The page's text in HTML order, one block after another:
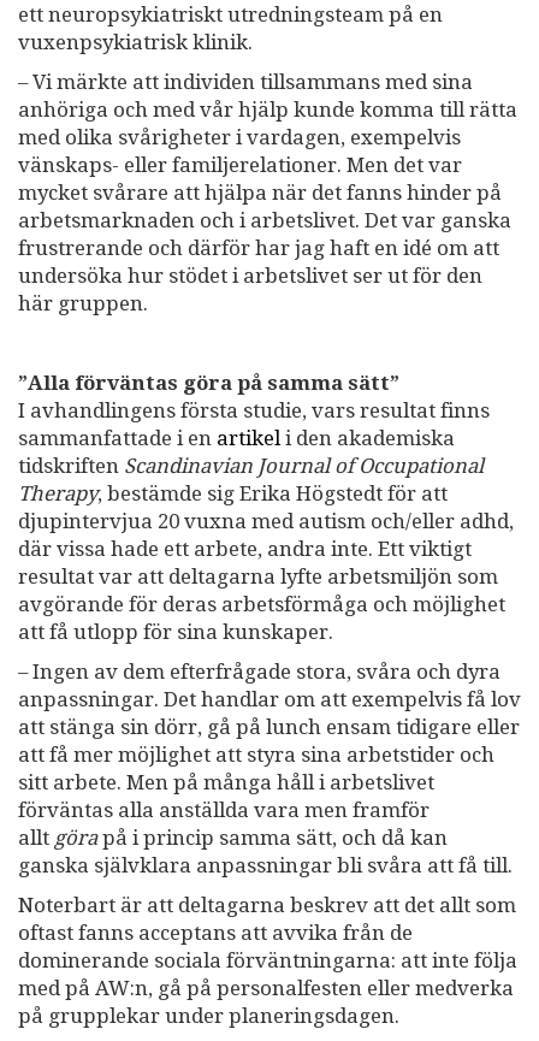
ett neuropsykiatriskt utredningsteam på en
vuxenpsykiatrisk klinik.
– Vi märkte att individen tillsammans med sina
anhöriga och med vår hjälp kunde komma till rätta
med olika svårigheter i vardagen, exempelvis
vänskaps- eller familjerelationer. Men det var
mycket svårare att hjälpa när det fanns hinder på
arbetsmarknaden och i arbetslivet. Det var ganska
frustrerande och därför har jag haft en idé om att
undersöka hur stödet i arbetslivet ser ut för den
här gruppen.
”Alla förväntas göra på samma sätt”
I avhandlingens första studie, vars resultat finns
sammanfattade i en artikel i den akademiska
tidskriften Scandinavian Journal of Occupational
Therapy, bestämde sig Erika Högstedt för att
djupintervjua 20 vuxna med autism och/eller adhd,
där vissa hade ett arbete, andra inte. Ett viktigt
resultat var att deltagarna lyfte arbetsmiljön som
avgörande för deras arbetsförmåga och möjlighet
att få utlopp för sina kunskaper.
– Ingen av dem efterfrågade stora, svåra och dyra
anpassningar. Det handlar om att exempelvis få lov
att stänga sin dörr, gå på lunch ensam tidigare eller
att få mer möjlighet att styra sina arbetstider och
sitt arbete. Men på många håll i arbetslivet
förväntas alla anställda vara men framför
allt görapå i princip samma sätt, och då kan
ganska självklara anpassningar bli svåra att få till.
Noterbart är att deltagarna beskrev att det allt som
oftast fanns acceptans att avvika från de
dominerande sociala förväntningarna: att inte följa
med på AW:n, gå på personalfesten eller medverka
på grupplekar under planeringsdagen.